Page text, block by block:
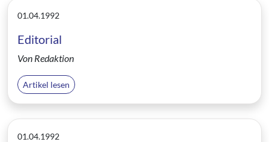
01.04.1992
Editorial
Von Redaktion
Artikel lesen
01.04.1992